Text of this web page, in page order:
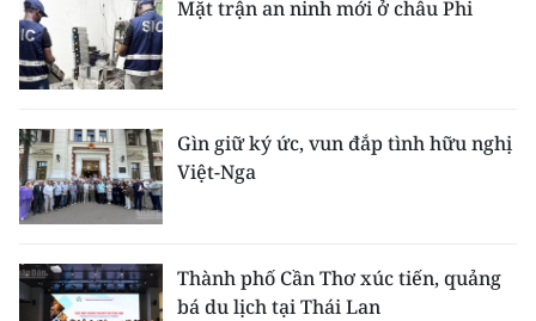
Mặt trận an ninh mới ở châu Phi
Gìn giữ ký ức, vun đắp tình hữu nghị
Việt-Nga
Thành phố Cần Thơ xúc tiến, quảng
bá du lịch tại Thái Lan